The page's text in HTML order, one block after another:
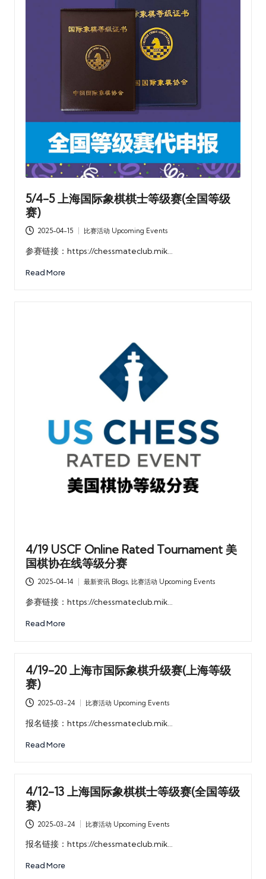
5/4-5 上海国际象棋棋士等级赛(全国等级
赛)
2025-04-15
Posted
in
比赛活动 Upcoming Events
参赛链接：https://chessmateclub.mik…
Read More
4/19 USCF Online Rated Tournament 美
国棋协在线等级分赛
2025-04-14
Posted
in
最新资讯 Blogs, 比赛活动 Upcoming Events
参赛链接：https://chessmateclub.mik…
Read More
4/19-20 上海市国际象棋升级赛(上海等级
赛)
2025-03-24
Posted
in
比赛活动 Upcoming Events
报名链接：https://chessmateclub.mik…
Read More
4/12-13 上海国际象棋棋士等级赛(全国等级
赛)
2025-03-24
Posted
in
比赛活动 Upcoming Events
报名链接：https://chessmateclub.mik…
Read More